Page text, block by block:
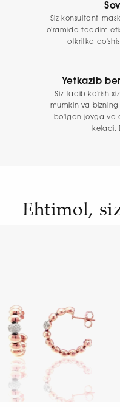
Siz konsultant-
o'ramida taqdim
otkritka
Yetkazib
Siz taqib ko'rish
mumkin va
bo'lgan joyga va
keladi.
Ehtimol,